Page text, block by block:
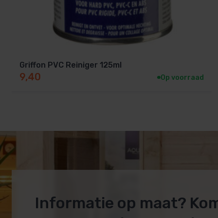
Griffon PVC Reiniger 125ml
9,40 Op voorraad
Informatie op maat?